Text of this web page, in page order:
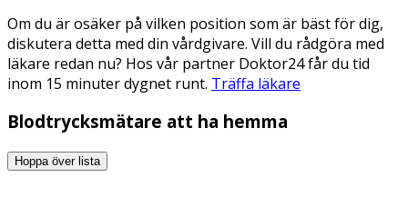
Om du är osäker på vilken position som är bäst för dig,
diskutera detta med din vårdgivare. Vill du rådgöra med
läkare redan nu? Hos vår partner Doktor24 får du tid
inom 15 minuter dygnet runt. Träffa läkare
Blodtrycksmätare att ha hemma
Hoppa över lista